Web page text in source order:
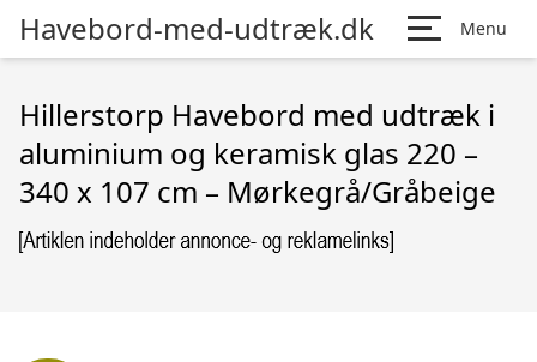
Havebord-med-udtræk.dk Menu
Hillerstorp Havebord med udtræk i
aluminium og keramisk glas 220 –
340 x 107 cm – Mørkegrå/Gråbeige